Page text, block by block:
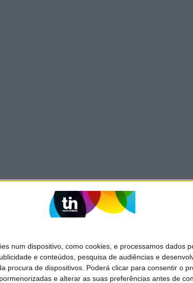
num dispositivo, como cookies, e processamos dados
e conteúdos, pesquisa de audiências e
procura de dispositivos. Poderá clicar para consentir o
e alterar as suas preferências antes de